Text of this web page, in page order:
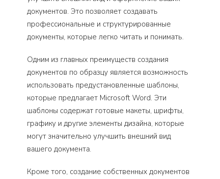
документов. Это позволяет создавать
профессиональные и структурированные
документы, которые легко читать и понимать.
Одним из главных преимуществ создания
документов по образцу является возможность
использовать предустановленные шаблоны,
которые предлагает Microsoft Word. Эти
шаблоны содержат готовые макеты, шрифты,
графику и другие элементы дизайна, которые
могут значительно улучшить внешний вид
вашего документа.
Кроме того, создание собственных документов